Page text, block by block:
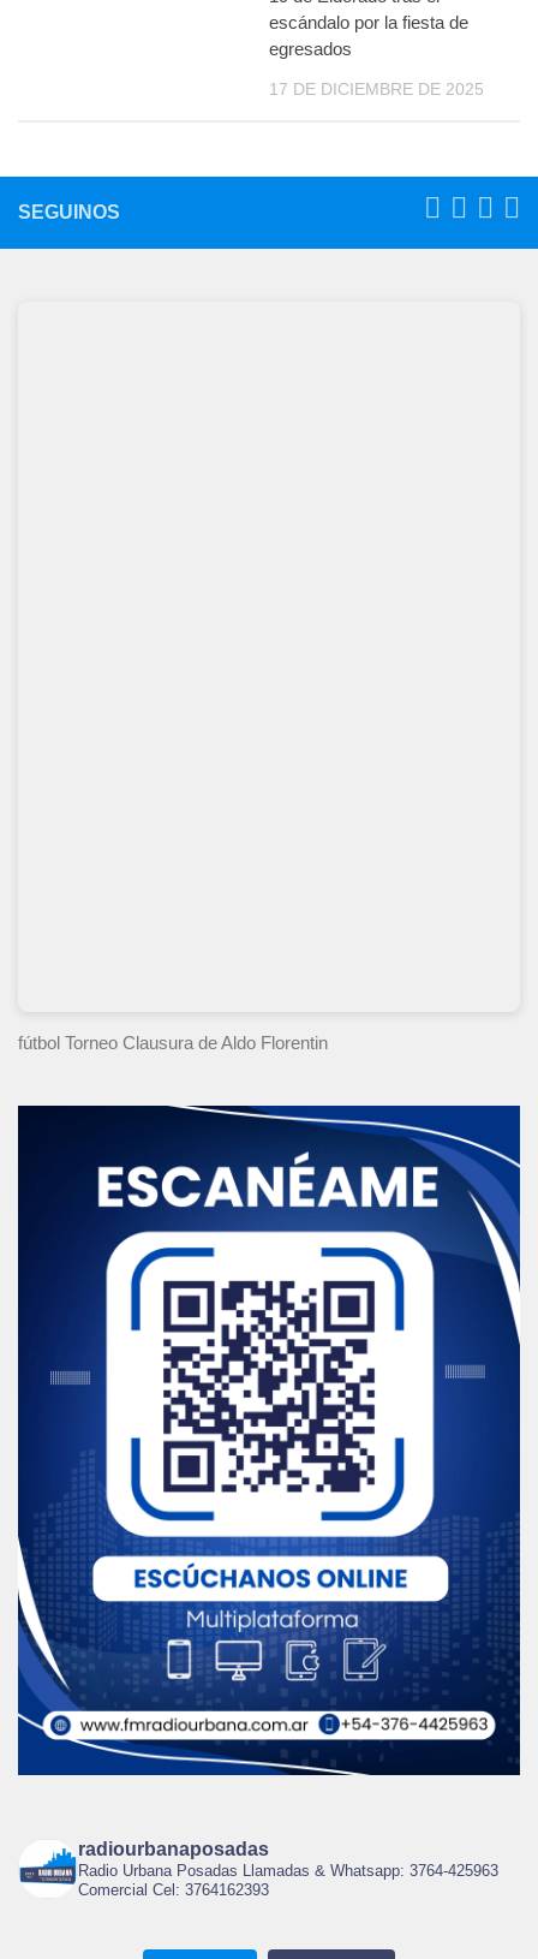
escándalo por la fiesta de
egresados
17 DE DICIEMBRE DE 2025
SEGUINOS
fútbol Torneo Clausura de Aldo Florentin
radiourbanaposadas
Radio Urbana Posadas Llamadas & Whatsapp: 3764-425963
Comercial Cel: 3764162393